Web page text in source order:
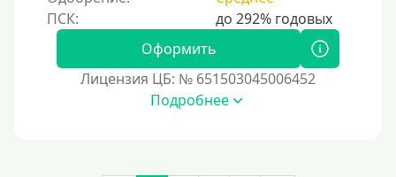
Бесплатное использование без списания средств с
карты.
Денежным переводом
Оформить
Лицензия ЦБ: № 651503045006452
Подробнее